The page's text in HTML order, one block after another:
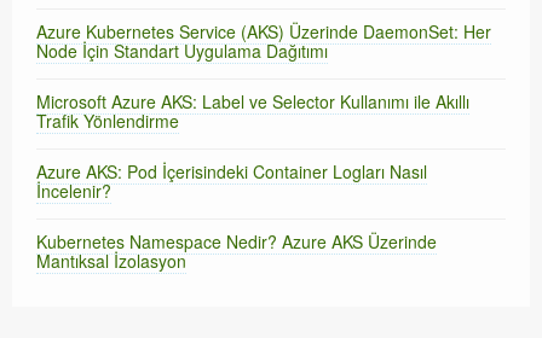
Azure Kubernetes Service (AKS) Üzerinde DaemonSet: Her
Node İçin Standart Uygulama Dağıtımı
Microsoft Azure AKS: Label ve Selector Kullanımı ile Akıllı
Trafik Yönlendirme
Azure AKS: Pod İçerisindeki Container Logları Nasıl
İncelenir?
Kubernetes Namespace Nedir? Azure AKS Üzerinde
Mantıksal İzolasyon